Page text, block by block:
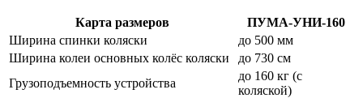
Карта размеров
ПУМА-УНИ-160
Ширина спинки коляски
до 500 мм
Ширина колеи основных колёс коляски
до 730 см
Грузоподъемность устройства
до 160 кг (с
коляской)